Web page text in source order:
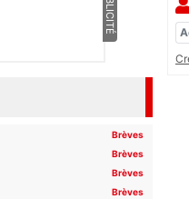
Brèves
Brèves
Brèves
Brèves